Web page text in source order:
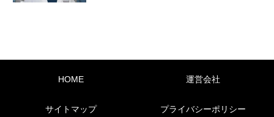
HOME 運営会社
サイトマップ プライバシーポリシー